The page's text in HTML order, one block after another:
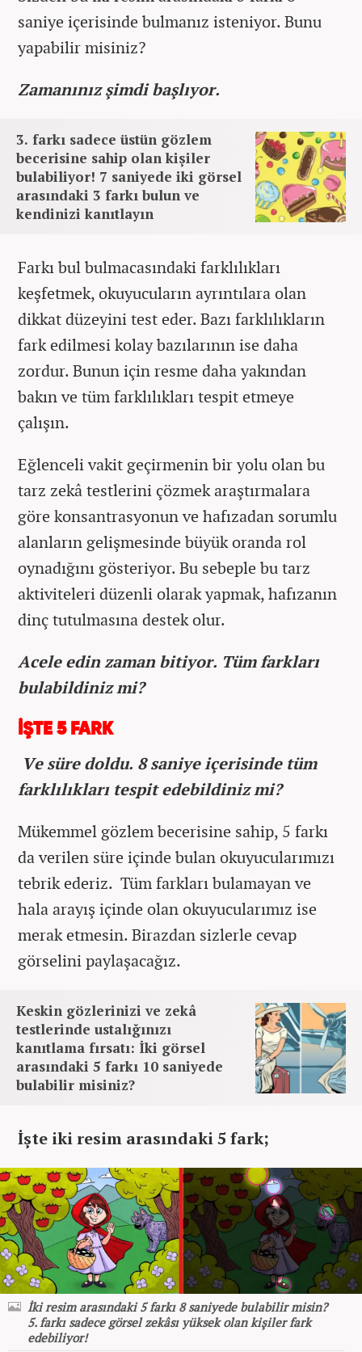
saniye içerisinde bulmanız isteniyor. Bunu
yapabilir misiniz?
Zamanınız şimdi başlıyor.
3. farkı sadece üstün gözlem
becerisine sahip olan kişiler
bulabiliyor! 7 saniyede iki görsel
arasındaki 3 farkı bulun ve
kendinizi kanıtlayın
Farkı bul bulmacasındaki farklılıkları
keşfetmek, okuyucuların ayrıntılara olan
dikkat düzeyini test eder. Bazı farklılıkların
fark edilmesi kolay bazılarının ise daha
zordur. Bunun için resme daha yakından
bakın ve tüm farklılıkları tespit etmeye
çalışın.
Eğlenceli vakit geçirmenin bir yolu olan bu
tarz zekâ testlerini çözmek araştırmalara
göre konsantrasyonun ve hafızadan sorumlu
alanların gelişmesinde büyük oranda rol
oynadığını gösteriyor. Bu sebeple bu tarz
aktiviteleri düzenli olarak yapmak, hafızanın
dinç tutulmasına destek olur.
Acele edin zaman bitiyor. Tüm farkları
bulabildiniz mi?
İŞTE 5 FARK
Ve süre doldu. 8 saniye içerisinde tüm
farklılıkları tespit edebildiniz mi?
Mükemmel gözlem becerisine sahip, 5 farkı
da verilen süre içinde bulan okuyucularımızı
tebrik ederiz. Tüm farkları bulamayan ve
hala arayış içinde olan okuyucularımız ise
merak etmesin. Birazdan sizlerle cevap
görselini paylaşacağız.
Keskin gözlerinizi ve zekâ
testlerinde ustalığınızı
kanıtlama fırsatı: İki görsel
arasındaki 5 farkı 10 saniyede
bulabilir misiniz?
İşte iki resim arasındaki 5 fark;
İki resim arasındaki 5 farkı 8 saniyede bulabilir misin?
5. farkı sadece görsel zekâsı yüksek olan kişiler fark
edebiliyor!